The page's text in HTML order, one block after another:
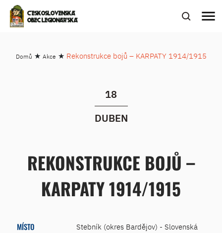
ČESKOSLOVENSKÁ
OBEC LEGIONÁŘSKÁ
menu
Domů ★ Akce ★ Rekonstrukce bojů – KARPATY 1914/1915
18
DUBEN
REKONSTRUKCE BOJŮ –
KARPATY 1914/1915
MÍSTO
Stebník (okres Bardějov) - Slovenská